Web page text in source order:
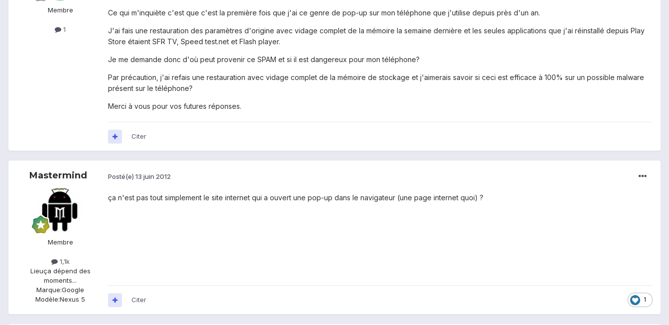
Membre
1
Ce qui m'inquiète c'est que c'est la première fois que j'ai ce genre de pop-up sur mon téléphone que j'utilise depuis près d'un an.
J'ai fais une restauration des paramètres d'origine avec vidage complet de la mémoire la semaine dernière et les seules applications que j'ai réinstallé depuis Play
Store étaient SFR TV, Speed test.net et Flash player.
Je me demande donc d'où peut provenir ce SPAM et si il est dangereux pour mon téléphone?
Par précaution, j'ai refais une restauration avec vidage complet de la mémoire de stockage et j'aimerais savoir si ceci est efficace à 100% sur un possible malware
présent sur le téléphone?
Merci à vous pour vos futures réponses.
Citer
Mastermind
Membre
1,1k
Lieuça dépend des
moments...
Marque:Google
Modèle:Nexus 5
Posté(e) 13 juin 2012
ça n'est pas tout simplement le site internet qui a ouvert une pop-up dans le navigateur (une page internet quoi) ?
1
Citer